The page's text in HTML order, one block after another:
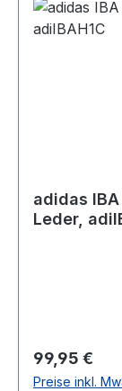
adidas
Leder,
Regulärer
99,95 €
Preise inkl.